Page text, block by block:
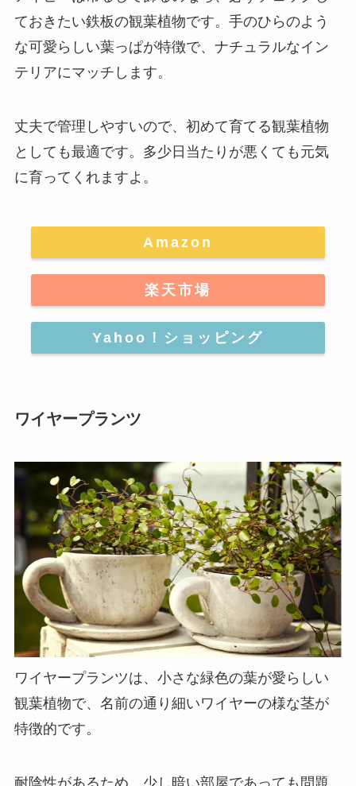
ておきたい鉄板の観葉植物です。 手のひらのよう
な可愛らしい葉っぱが特徴で、ナチュラルなイン
テリアにマッチ します。
丈夫で管理しやすいので、初めて育てる観葉植物
としても最適です。多少日当たりが悪くても元気
に育ってくれますよ。
Amazon
楽天市場
Yahoo！ショッピング
ワイヤープランツ
ワイヤープランツは、 小さな緑色の葉が愛らしい
観葉植物で、名前の通り細いワイヤーの様な茎が
特徴的です。
耐陰性があるため、少し暗い部屋であっても問題